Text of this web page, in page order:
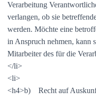
Verarbeitung
verlangen, ob sie
werden. Möchte eine
in Anspruch nehmen, kann
Mitarbeiter des für die
</li>
<li>
<h4>b) Recht auf